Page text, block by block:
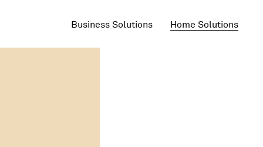
Business Solutions Home Solutions